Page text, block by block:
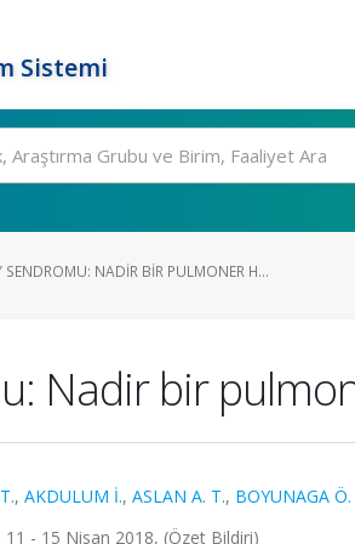
Sistemi
SENDROMU: NADIR BIR PULMONER H...
Nadir bir
, AKDULUM İ., ASLAN A. T., BOYUNAGA Ö.
11 - 15 Nisan 2018, (Özet Bildiri)